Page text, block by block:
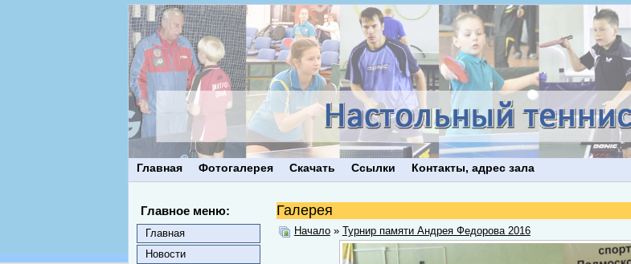
Главная Фотогалерея Скачать Ссылки Контакты, адрес зала
Главное меню:
Главная
Новости
Галерея
Начало» Турнир памяти Андрея Федорова 2016